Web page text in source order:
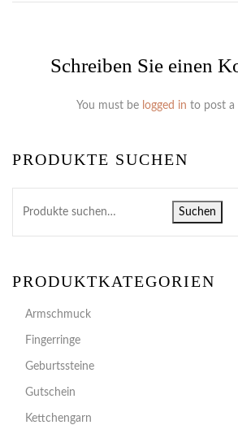
PRODUKTE SUCHEN
Suchen
PRODUKTKATEGORIEN
Armschmuck
Fingerringe
Geburtssteine
Gutschein
Kettchengarn
Schreiben Sie einen
You must be logged in to post a